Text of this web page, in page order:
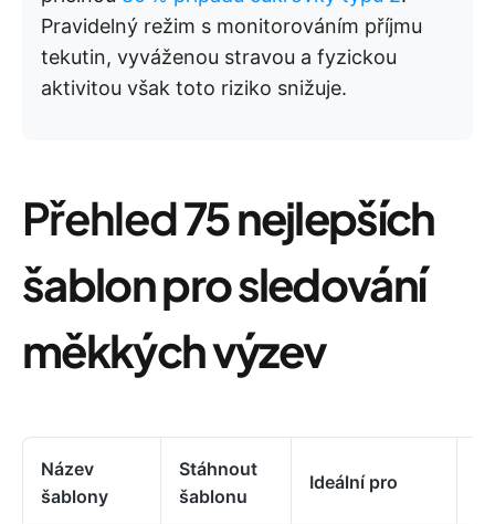
Pravidelný režim s monitorováním příjmu
tekutin, vyváženou stravou a fyzickou
aktivitou však toto riziko snižuje.
Přehled75 nejlepších
šablon pro sledování
měkkých výzev
Název
šablony
Stáhnout
šablonu
Ideální pro